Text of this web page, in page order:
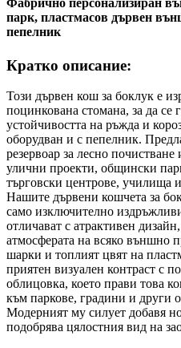
Фабрично персонализиран
парк, пластмасов дървен
пепелник
Кратко описание:
Този дървен кош за боклук е
поцинкована стомана, за да се
устойчивостта на ръжда и
оборудван и с пепелник.
резервоар за лесно
улични проекти, общински
търговски центрове, училища
Нашите дървени кошчета за
само изключително
отличават с атрактивен
атмосферата на всяко външно
шарки и топлият цвят на
приятен визуален контраст с
облицовка, което прави това
към паркове, градини и други
Модерният му силует добавя
подобрява цялостния вид на